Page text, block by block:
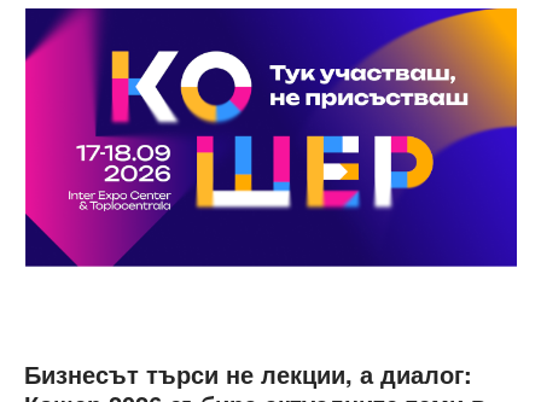
Бизнесът търси не лекции, а диалог: